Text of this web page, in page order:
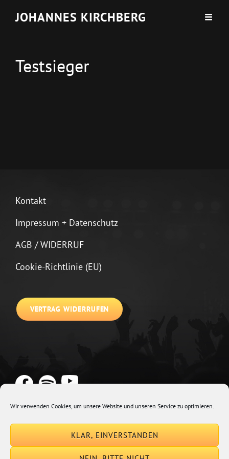
Wir verwenden Cookies, um unsere Website und unseren Service zu optimieren.
KLAR, EINVERSTANDEN
JOHANNES KIRCHBERG
Testsieger
Kontakt
Impressum + Datenschutz
AGB / WIDERRUF
Cookie-Richtlinie (EU)
VERTRAG WIDERRUFEN
Euphony By Catch Themes